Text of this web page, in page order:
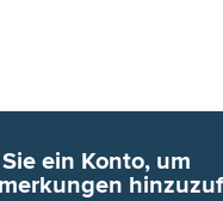
ein Konto, um